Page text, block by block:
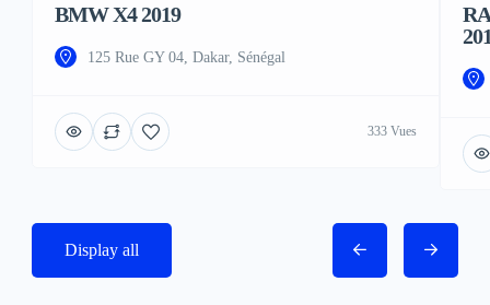
BMW X4 2019
125 Rue GY 04, Dakar, Sénégal
333 Vues
Display all